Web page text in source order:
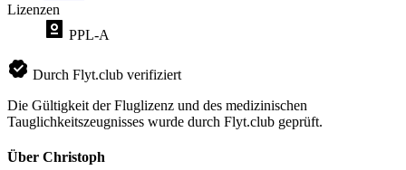
Lizenzen
PPL-A
Durch Flyt.club verifiziert
Die Gültigkeit der Fluglizenz und des medizinischen
Tauglichkeitszeugnisses wurde durch Flyt.club geprüft.
Über Christoph